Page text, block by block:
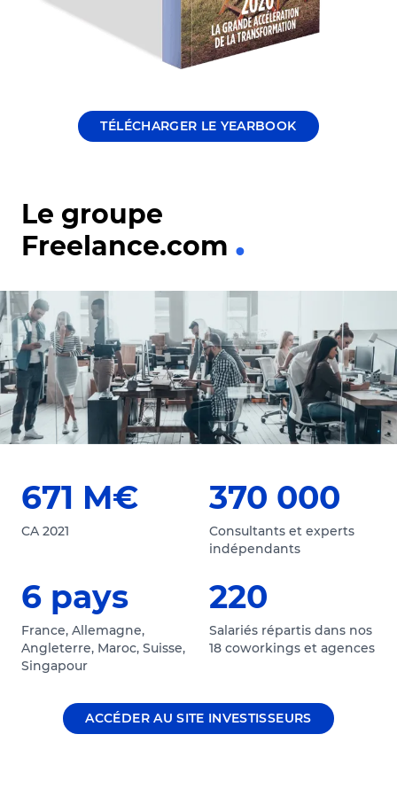
TÉLÉCHARGER LE YEARBOOK
Le groupe
Freelance.com
671 M€
CA 2021
370 000
Consultants et experts
indépendants
6 pays
France, Allemagne,
Angleterre, Maroc, Suisse,
Singapour
220
Salariés répartis dans nos
18 coworkings et agences
ACCÉDER AU SITE INVESTISSEURS